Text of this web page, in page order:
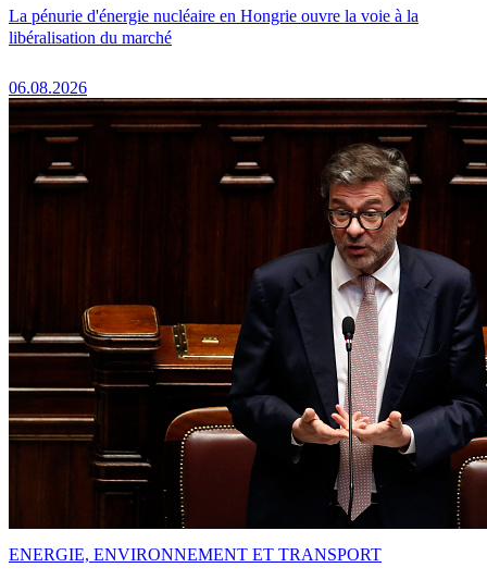
La pénurie d'énergie nucléaire en Hongrie ouvre la voie à la
libéralisation du marché
06.08.2026
ENERGIE, ENVIRONNEMENT ET TRANSPORT